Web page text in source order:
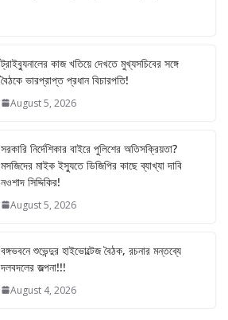
ট্রাইব্যুনালের কাজ খতিয়ে দেখতে মুখ্যসচিবের সঙ্গে
বৈঠকে ভারপ্রাপ্ত প্রধান বিচারপতি!
August 5, 2026
সরকারি নির্দেশিকার বাইরে পুলিশের অতিসক্রিয়তা?
মসজিদের মাইক ইস্যুতে ডিজিপির কাছে ব্যাখ্যা দাবি
নওশাদ সিদ্দিকির!
August 5, 2026
বঙ্গভবনে শুভেন্দুর হাইভোল্টেজ বৈঠক, রচনার মন্তব্যে
দলবদলের জল্পনা!!!
August 4, 2026